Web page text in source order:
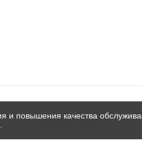
повышения качества